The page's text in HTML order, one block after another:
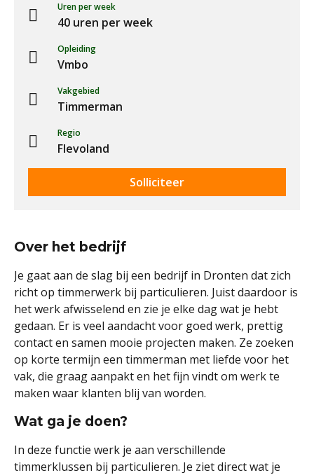
Uren per week
40 uren per week
Opleiding
Vmbo
Vakgebied
Timmerman
Regio
Flevoland
Solliciteer
Over het bedrijf
Je gaat aan de slag bij een bedrijf in Dronten dat zich
richt op timmerwerk bij particulieren. Juist daardoor is
het werk afwisselend en zie je elke dag wat je hebt
gedaan. Er is veel aandacht voor goed werk, prettig
contact en samen mooie projecten maken. Ze zoeken
op korte termijn een timmerman met liefde voor het
vak, die graag aanpakt en het fijn vindt om werk te
maken waar klanten blij van worden.
Wat ga je doen?
In deze functie werk je aan verschillende
timmerklussen bij particulieren. Je ziet direct wat je